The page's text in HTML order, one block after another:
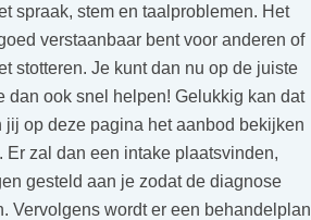
spraak, stem en taalproblemen. Het
verstaanbaar bent voor anderen of
stotteren. Je kunt dan nu op de juiste
dan ook snel helpen! Gelukkig kan dat
jij op deze pagina het aanbod bekijken
Er zal dan een intake plaatsvinden,
gesteld aan je zodat de diagnose
Vervolgens wordt er een behandelplan